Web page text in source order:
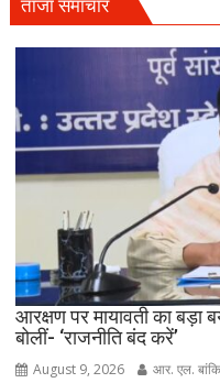
ताजा समाचार
आरक्षण पर मायावती का बड़ा
बोलीं- ‘राजनीति बंद करें’
August 9, 2026 आर. एल.